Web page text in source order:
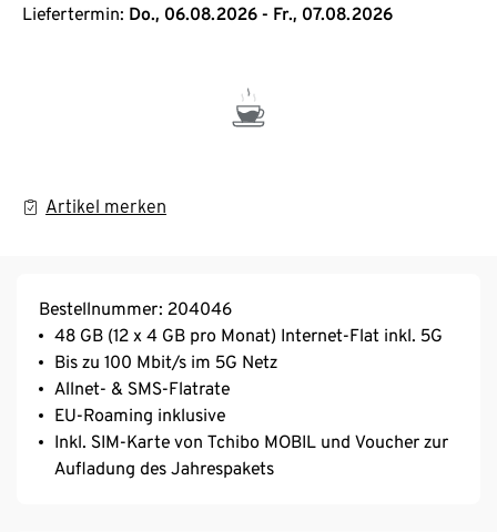
Liefertermin: Do., 06.08.2026 - Fr., 07.08.2026
Artikel merken
Bestellnummer: 204046
48 GB (12 x 4 GB pro Monat) Internet-Flat inkl. 5G
Bis zu 100 Mbit/s im 5G Netz
Allnet- & SMS-Flatrate
EU-Roaming inklusive
Inkl. SIM-Karte von Tchibo MOBIL und Voucher zur
Aufladung des Jahrespakets